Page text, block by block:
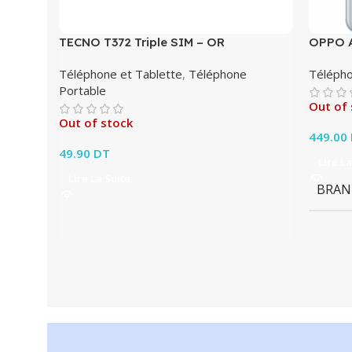
TECNO T372 Triple SIM – OR
Téléphone et Tablette, Téléphone
Portable
Out of stock
49.90 DT
OPPO
Out of
449.00